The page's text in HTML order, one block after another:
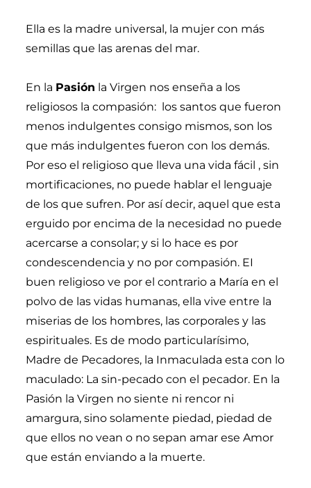
Ella es la madre universal, la mujer con más
semillas que las arenas del mar.
En la Pasión la Virgen nos enseña a los
religiosos la compasión: los santos que fueron
menos indulgentes consigo mismos, son los
que más indulgentes fueron con los demás.
Por eso el religioso que lleva una vida fácil , sin
mortificaciones, no puede hablar el lenguaje
de los que sufren. Por así decir, aquel que esta
erguido por encima de la necesidad no puede
acercarse a consolar; y si lo hace es por
condescendencia y no por compasión. EI
buen religioso ve por el contrario a María en el
polvo de las vidas humanas, ella vive entre la
miserias de los hombres, las corporales y las
espirituales. Es de modo particularísimo,
Madre de Pecadores, la Inmaculada esta con lo
maculado: La sin-pecado con el pecador. En la
Pasión la Virgen no siente ni rencor ni
amargura, sino solamente piedad, piedad de
que ellos no vean o no sepan amar ese Amor
que están enviando a la muerte.